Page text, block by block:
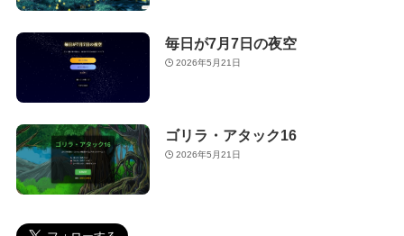
毎日が7月7日の夜空
2026年5月21日
ゴリラ・アタック16
2026年5月21日